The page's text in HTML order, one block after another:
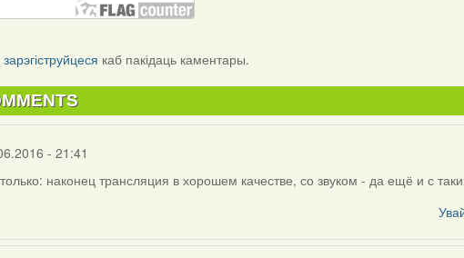
зарэгіструйцеся каб пакідаць каментары.
- 21:41
наконец трансляция в хорошем качестве, со звуком - да ещё и с